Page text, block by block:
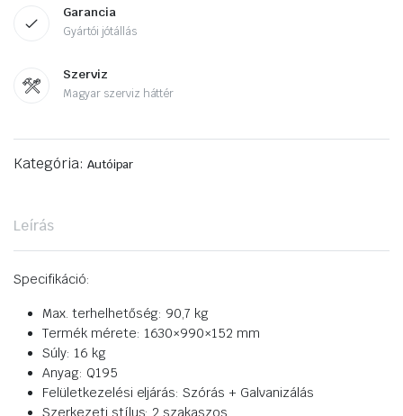
Garancia
Gyártói jótállás
Szerviz
Magyar szerviz háttér
Kategória: Autóipar
Leírás
Specifikáció:
Max. terhelhetőség: 90,7 kg
Termék mérete: 1630×990×152 mm
Súly: 16 kg
Anyag: Q195
Felületkezelési eljárás: Szórás + Galvanizálás
Szerkezeti stílus: 2 szakaszos